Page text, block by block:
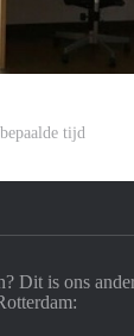
tijd
Dit is ons